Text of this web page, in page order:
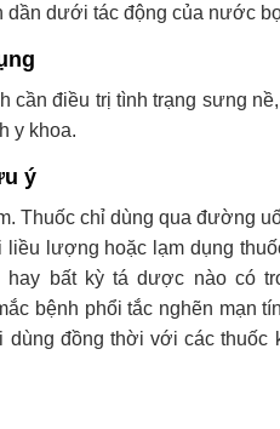
dần dưới tác động của nước
cần điều trị tình trạng sưng
y khoa.
ý
Thuốc chỉ dùng qua đường
liều lượng hoặc lạm dụng
hay bất kỳ tá dược nào có
bệnh phổi tắc nghẽn mạn
dùng đồng thời với các thuốc